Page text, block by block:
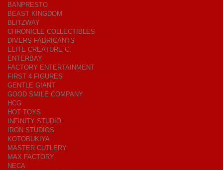
BANPRESTO
BEAST KINGDOM
BLITZWAY
CHRONICLE COLLECTIBLES
DIVERS FABRICANTS
ELITE CREATURE C.
ENTERBAY
FACTORY ENTERTAINMENT
FIRST 4 FIGURES
GENTLE GIANT
GOOD SMILE COMPANY
HCG
HOT TOYS
INFINITY STUDIO
IRON STUDIOS
KOTOBUKIYA
MASTER CUTLERY
MAX FACTORY
NECA